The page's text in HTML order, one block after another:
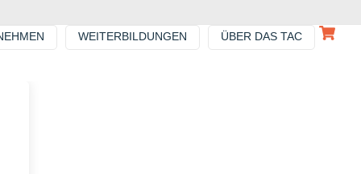
WEITERBILDUNGEN ÜBER DAS TAC